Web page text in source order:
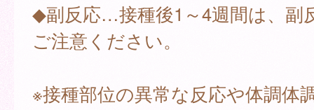
◆副反応…接種後1～4週間は、副
ご注意ください。
※接種部位の異常な反応や体調体